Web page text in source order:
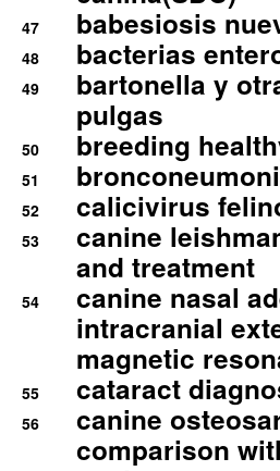
47 babesiosis
48 bacterias
49
bartonella y
pulgas
50 breeding
51
52 calicivirus
53
canine
and treatment
54
canine nasal
intracranial
magnetic
55 cataract
56
canine
comparison